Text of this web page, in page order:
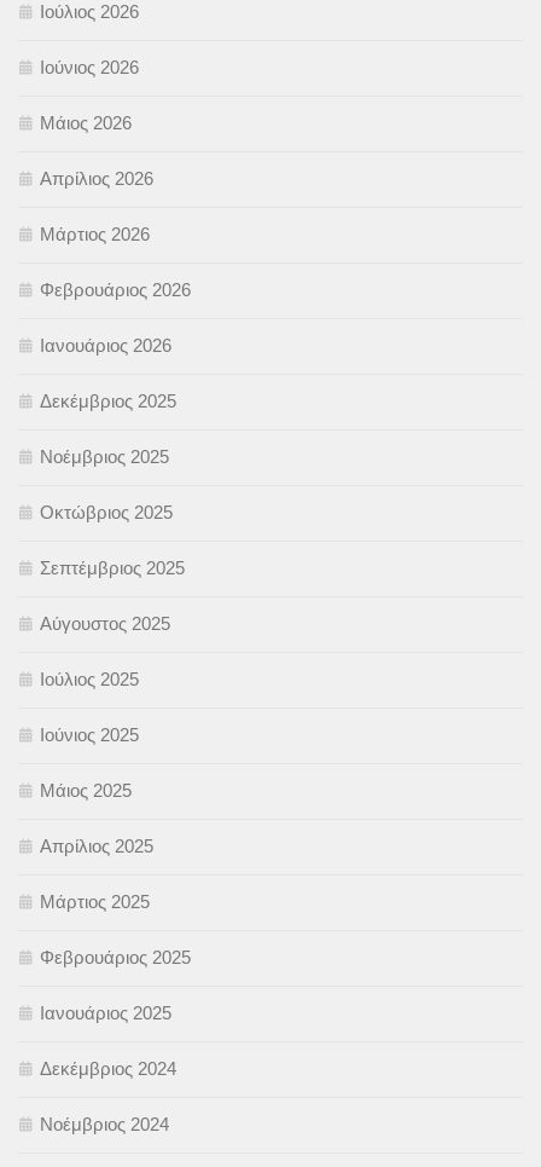
Ιούλιος 2026
Ιούνιος 2026
Μάιος 2026
Απρίλιος 2026
Μάρτιος 2026
Φεβρουάριος 2026
Ιανουάριος 2026
Δεκέμβριος 2025
Νοέμβριος 2025
Οκτώβριος 2025
Σεπτέμβριος 2025
Αύγουστος 2025
Ιούλιος 2025
Ιούνιος 2025
Μάιος 2025
Απρίλιος 2025
Μάρτιος 2025
Φεβρουάριος 2025
Ιανουάριος 2025
Δεκέμβριος 2024
Νοέμβριος 2024